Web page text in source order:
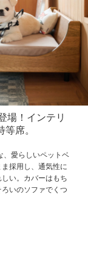
場！ インテリ
席。
、愛らしいペットベ
採用し、通気性に
い。カバーはもち
いのソファでくつ